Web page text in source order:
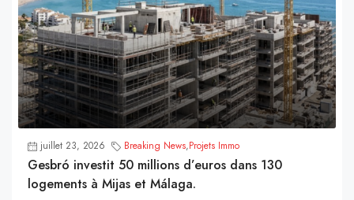
juillet 23, 2026 Breaking News,Projets Immo
Gesbró investit 50 millions d’euros dans 130
logements à Mijas et Málaga.